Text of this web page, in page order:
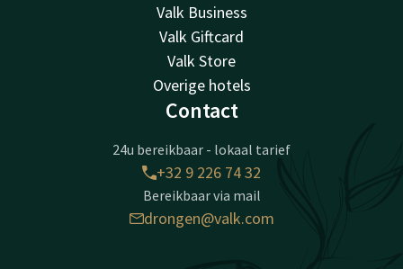
Valk Business
Valk Giftcard
Valk Store
Overige hotels
Contact
24u bereikbaar - lokaal tarief
+32 9 226 74 32
Bereikbaar via mail
drongen@valk.com